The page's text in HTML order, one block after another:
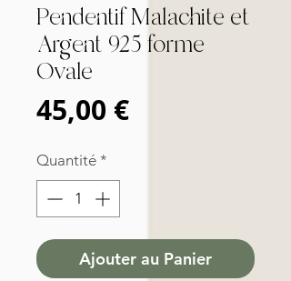
Pendentif Malachite et
Argent 925 forme
Ovale
45,00 €Prix
Quantité *
Ajouter au Panier